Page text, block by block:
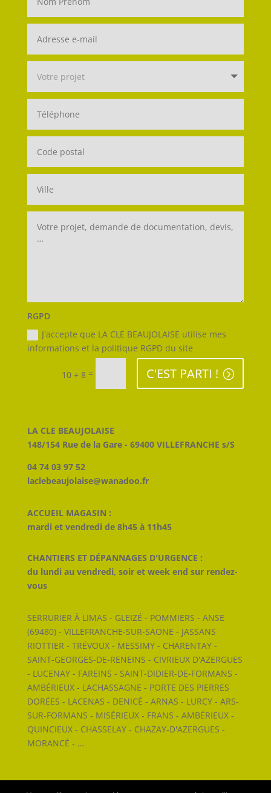
RGPD
J'accepte que LA CLE BEAUJOLAISE utilise mes
informations et la politique RGPD du site
10 + 8 = C'EST PARTI !
LA CLE BEAUJOLAISE
148/154 Rue de la Gare - 69400 VILLEFRANCHE s/S
04 74 03 97 52
laclebeaujolaise@wanadoo.fr
ACCUEIL MAGASIN :
mardi et vendredi de 8h45 à 11h45
CHANTIERS ET DÉPANNAGES D'URGENCE :
du lundi au vendredi, soir et week end sur rendez-
vous
SERRURIER À LIMAS - GLEIZÉ - POMMIERS - ANSE
(69480) - VILLEFRANCHE-SUR-SAONE - JASSANS
RIOTTIER - TRÉVOUX - MESSIMY - CHARENTAY -
SAINT-GEORGES-DE-RENEINS - CIVRIEUX D'AZERGUES
- LUCENAY - FAREINS - SAINT-DIDIER-DE-FORMANS -
AMBÉRIEUX - LACHASSAGNE - PORTE DES PIERRES
DORÉES - LACENAS - DENICÉ - ARNAS - LURCY - ARS-
SUR-FORMANS - MISÉRIEUX - FRANS - AMBÉRIEUX -
QUINCIEUX - CHASSELAY - CHAZAY-D'AZERGUES -
MORANCÉ - …